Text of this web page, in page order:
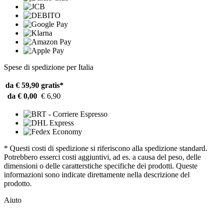
Spese di spedizione per Italia
da € 59,90 gratis*
da € 0,00 € 6,90
* Questi costi di spedizione si riferiscono alla spedizione standard.
Potrebbero esserci costi aggiuntivi, ad es. a causa del peso, delle
dimensioni o delle caratterstiche specifiche dei prodotti. Queste
informazioni sono indicate direttamente nella descrizione del
prodotto.
Aiuto